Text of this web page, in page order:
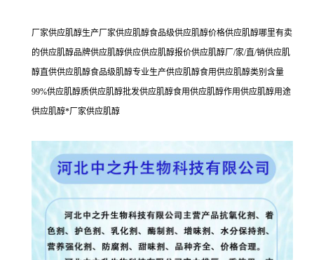
厂家供应肌醇生产厂家供应肌醇食品级供应肌醇价格供应肌醇哪里有卖
的供应肌醇品牌供应肌醇供应供应肌醇报价供应肌醇厂/家/直/销供应肌
醇直供供应肌醇食品级肌醇专业生产供应肌醇食用供应肌醇类别含量
99%供应肌醇质供应肌醇批发供应肌醇食用供应肌醇作用供应肌醇用途
供应肌醇*厂家供应肌醇